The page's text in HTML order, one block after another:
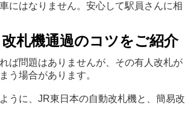
にはなりません。安心して駅員さんに相
札機通過のコツをご紹介
ば問題はありませんが、その有人改札が
う場合があります。
うに、JR東日本の自動改札機と、簡易改